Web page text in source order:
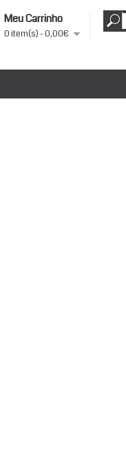
Meu Carrinho
0 item(s) - 0,00€